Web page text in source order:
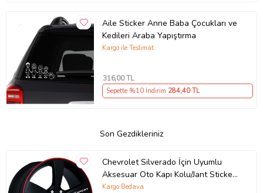
Aile Sticker Anne Baba Çocukları ve
Kedileri Araba Yapıştırma
Kargo ile Teslimat
316,00 TL
Sepette %10 İndirim 284,40 TL
Son Gezdikleriniz
Chevrolet Silverado İçin Uyumlu
Aksesuar Oto Kapı Kolu/Jant Sticker
10 Adet 10*1,5 Cm
Kargo Bedava